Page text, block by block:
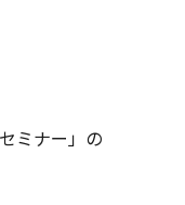
ミナー」の